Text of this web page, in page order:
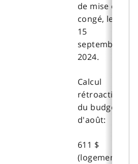
de mise en
congé, le
15
septembre
2024.
Calcul
rétroactif
du budget
d'août:
611 $
(logement)